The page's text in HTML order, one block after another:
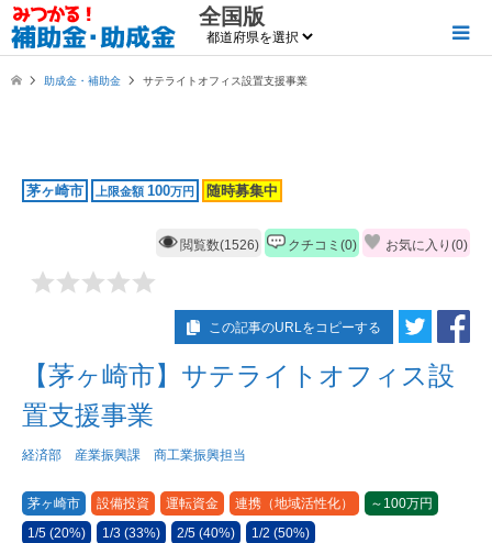
全国版
助成金・補助金 サテライトオフィス設置支援事業
茅ヶ崎市 上限金額 100万円 随時募集中
閲覧数(1526) クチコミ(0) お気に入り(0)
この記事のURLをコピーする
【茅ヶ崎市】サテライトオフィス設
置支援事業
経済部 産業振興課 商工業振興担当
茅ヶ崎市 設備投資 運転資金 連携（地域活性化）
～100万円
1/5 (20%)
1/3 (33%) 2/5 (40%) 1/2 (50%)